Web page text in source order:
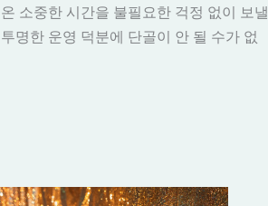
소중한 시간을 불필요한 걱정 없이 보낼
명한 운영 덕분에 단골이 안 될 수가 없